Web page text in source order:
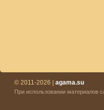
© 2011-2026 | agama.su
При использовании материалов